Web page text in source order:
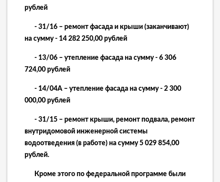
рублей
- 31/16 – ремонт фасада и крыши (заканчивают)
на сумму - 14 282 250,00 рублей
- 13/06 – утепление фасада на сумму - 6 306
724,00 рублей
- 14/04А – утепление фасада на сумму - 2 300
000,00 рублей
- 31/15 – ремонт крыши, ремонт подвала, ремонт
внутридомовой инженерной системы
водоотведения (в работе) на сумму 5 029 854,00
рублей.
Кроме этого по федеральной программе были